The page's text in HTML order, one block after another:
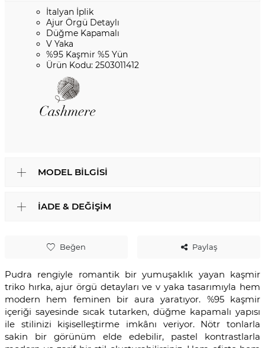
Beğen Paylaş
Pudra rengiyle romantik bir yumuşaklık yayan kaşmir
triko hırka, ajur örgü detayları ve v yaka tasarımıyla hem
modern hem feminen bir aura yaratıyor. %95 kaşmir
içeriği sayesinde sıcak tutarken, düğme kapamalı yapısı
ile stilinizi kişiselleştirme imkânı veriyor. Nötr tonlarla
sakin bir görünüm elde edebilir, pastel kontrastlarla
İtalyan İplik
Ajur Örgü Detaylı
Düğme Kapamalı
V Yaka
%95 Kaşmir %5 Yün
Ürün Kodu: 2503011412
MODEL BILGISI
İADE & DEĞIŞIM